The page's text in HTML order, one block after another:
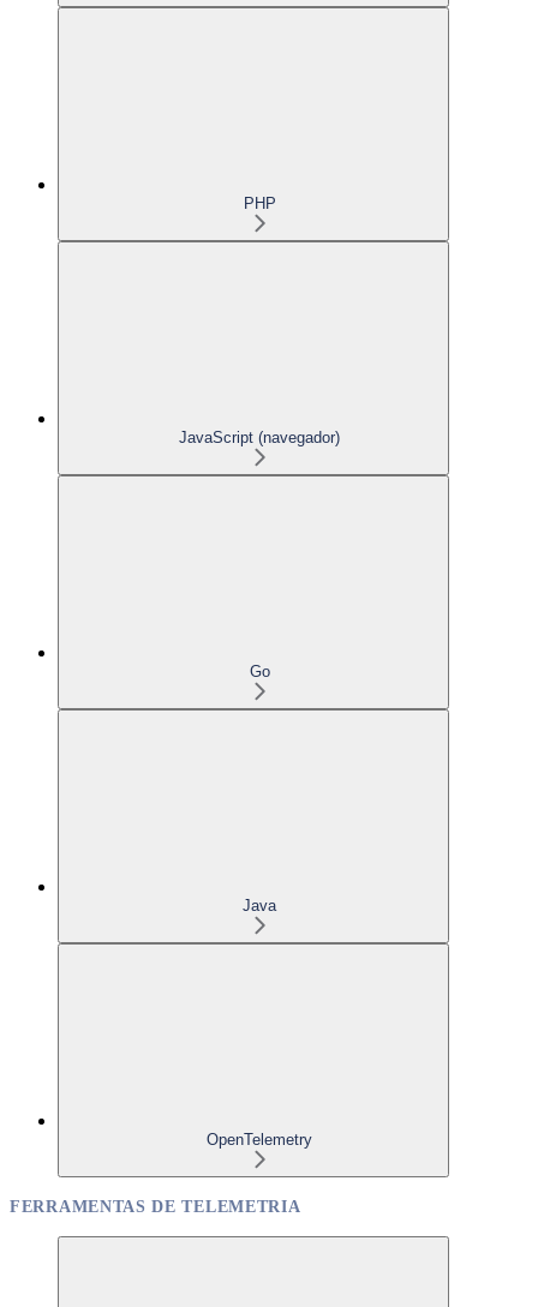
PHP
JavaScript (navegador)
Go
Java
OpenTelemetry
FERRAMENTAS DE TELEMETRIA